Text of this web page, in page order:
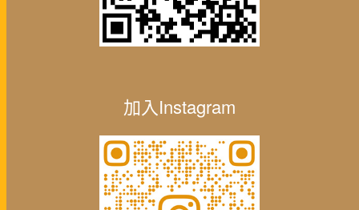
加入Instagram